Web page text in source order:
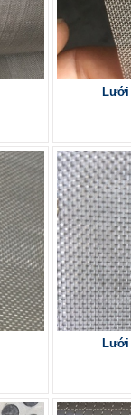
Lưới
Lưới